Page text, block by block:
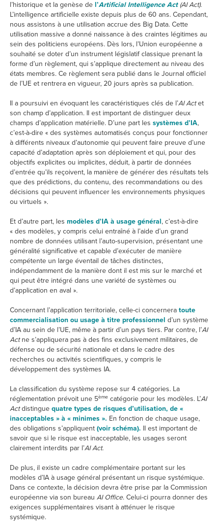
l’historique et la genèse de l’Artificial Intelligence Act(AI Act).
L’intelligence artificielle existe depuis plus de 60 ans. Cependant,
nous assistons à une utilisation accrue des Big Data. Cette
utilisation massive a donné naissance à des craintes légitimes au
sein des politiciens européens. Dès lors, l’Union européenne a
souhaité se doter d’un instrument législatif classique prenant la
forme d’un règlement, qui s’applique directement au niveau des
états membres. Ce règlement sera publié dans le Journal officiel
de l’UE et rentrera en vigueur, 20 jours après sa publication.
Il a poursuivi en évoquant les caractéristiques clés de l’AI Actet
son champ d’application. Il est important de distinguer deux
champs d’application matérielle. D’une part les systèmes d’IA,
c’est-à-dire « des systèmes automatisés conçus pour fonctionner
à différents niveaux d’autonomie qui peuvent faire preuve d’une
capacité d’adaptation après son déploiement et qui, pour des
objectifs explicites ou implicites, déduit, à partir de données
d’entrée qu’ils reçoivent, la manière de générer des résultats tels
que des prédictions, du contenu, des recommandations ou des
décisions qui peuvent influencer les environnements physiques
ou virtuels ».
Et d’autre part, les modèles d’IA à usage général, c’est-à-dire
« des modèles, y compris celui entraîné à l’aide d’un grand
nombre de données utilisant l’auto-supervision, présentant une
généralité significative et capable d’exécuter de manière
compétente un large éventail de tâches distinctes,
indépendamment de la manière dont il est mis sur le marché et
qui peut être intégré dans une variété de systèmes ou
d’application en aval ».
Concernant l’application territoriale, celle-ci concernera toute
commercialisation ou usage à titre professionnel d’un système
d’IA au sein de l’UE, même à partir d’un pays tiers. Par contre, l’AI
Actne s’appliquera pas à des fins exclusivement militaires, de
défense ou de sécurité nationale et dans le cadre des
recherches ou activités scientifiques, y compris le
développement des systèmes IA.
La classification du système repose sur 4 catégories. La
réglementation prévoit une 5ème catégorie pour les modèles. L’AI
Actdistingue quatre types de risques d’utilisation, de «
inacceptables » à « minimes ». En fonction de chaque usage,
des obligations s’appliquent (voir schéma). Il est important de
savoir que si le risque est inacceptable, les usages seront
clairement interdits par l’AI Act.
De plus, il existe un cadre complémentaire portant sur les
modèles d’IA à usage général présentant un risque systémique.
Dans ce contexte, la décision devra être prise par la Commission
européenne via son bureau AI Office. Celui-ci pourra donner des
exigences supplémentaires visant à atténuer le risque
systémique.